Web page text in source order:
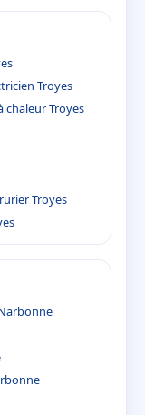
Troyes
chaleur Troyes
Troyes